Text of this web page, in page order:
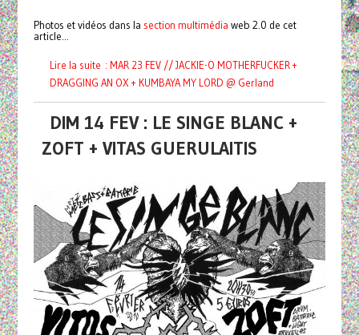
Photos et vidéos dans la section multimédia web 2.0 de cet
article...
Lire la suite : MAR 23 FEV // JACKIE-O MOTHERFUCKER +
DRAGGING AN OX + KUMBAYA MY LORD @ Gerland
DIM 14 FEV : LE SINGE BLANC +
ZOFT + VITAS GUERULAITIS